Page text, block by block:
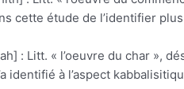
cette étude de l’identifier
identifié à l’aspect